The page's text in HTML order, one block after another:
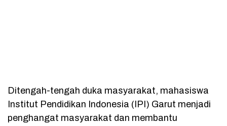
Ditengah-tengah duka masyarakat, mahasiswa
Institut Pendidikan Indonesia (IPI) Garut menjadi
penghangat masyarakat dan membantu